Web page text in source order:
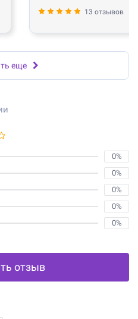
13 отзывов
еще
0%
0%
0%
0%
0%
отзыв